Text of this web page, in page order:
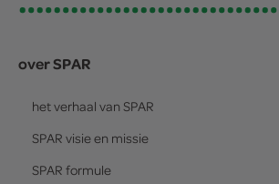
over SPAR
het verhaal van SPAR
SPAR visie en missie
SPAR formule